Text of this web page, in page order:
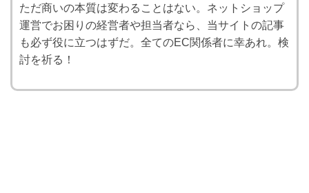
ただ商いの本質は変わることはない。ネットショップ
運営でお困りの経営者や担当者なら、当サイトの記事
も必ず役に立つはずだ。全てのEC関係者に幸あれ。検
討を祈る！